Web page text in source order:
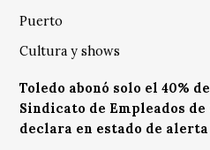
Puerto
Cultura y shows
Toledo abonó solo el 40%
Sindicato de Empleados de
declara en estado de